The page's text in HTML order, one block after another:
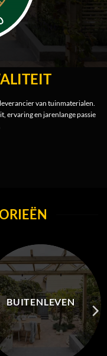
van tuinmaterialen.
ervaring en jarenlange passie
BUITENLEVEN